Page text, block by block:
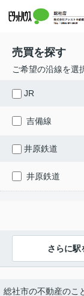
売買を探す
ご希望の沿線を選
JR
吉備線
井原鉄道
井原鉄道
さらに駅
総社市の不動産のこ